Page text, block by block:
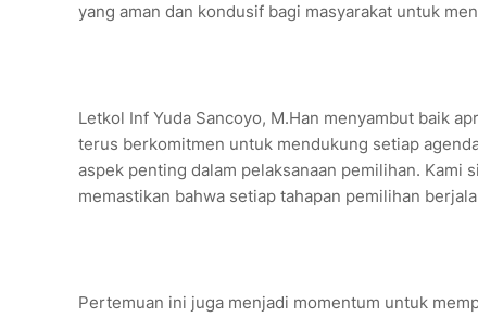
yang aman dan kondusif bagi masyarakat untuk
Letkol Inf Yuda Sancoyo, M.Han menyambut baik
terus berkomitmen untuk mendukung setiap
aspek penting dalam pelaksanaan pemilihan.
memastikan bahwa setiap tahapan pemilihan
Pertemuan ini juga menjadi momentum untuk